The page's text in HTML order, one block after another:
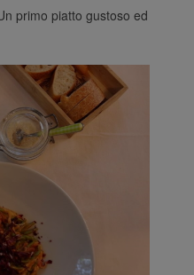
primo piatto gustoso ed